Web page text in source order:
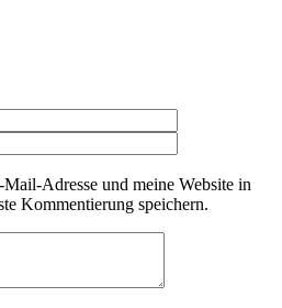
Adresse und meine Website in
Kommentierung speichern.